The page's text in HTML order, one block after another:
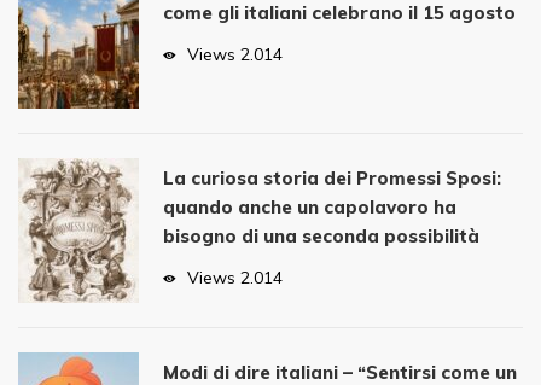
come gli italiani celebrano il 15 agosto
Views 2.014
La curiosa storia dei Promessi Sposi:
quando anche un capolavoro ha
bisogno di una seconda possibilità
Views 2.014
Modi di dire italiani – “Sentirsi come un